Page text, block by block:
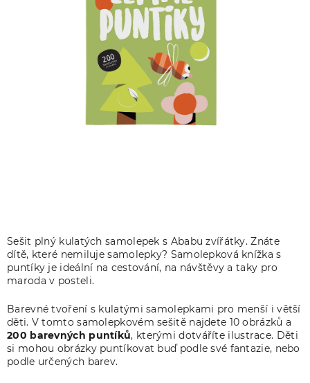
Sešit plný kulatých samolepek s Ababu zvířátky. Znáte
dítě, které nemiluje samolepky? Samolepková knížka s
puntíky je ideální na cestování, na návštěvy a taky pro
maroda v posteli.
Barevné tvoření s kulatými samolepkami pro menší i větší
děti. V tomto samolepkovém sešitě najdete 10 obrázků a
200 barevných puntíků, kterými dotváříte ilustrace. Děti
si mohou obrázky puntíkovat buď podle své fantazie, nebo
podle určených barev.